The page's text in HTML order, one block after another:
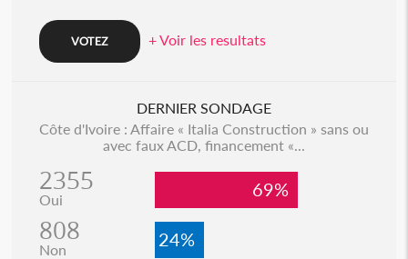
+ Voir les resultats
DERNIER SONDAGE
Côte d'Ivoire : Affaire « Italia Construction » sans ou
avec faux ACD, financement «...
2355
Oui 69%
808
Non 24%